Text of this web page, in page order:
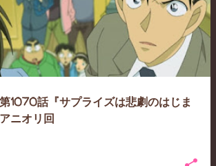
1070話『サプライズは悲劇のはじま
ニオリ回